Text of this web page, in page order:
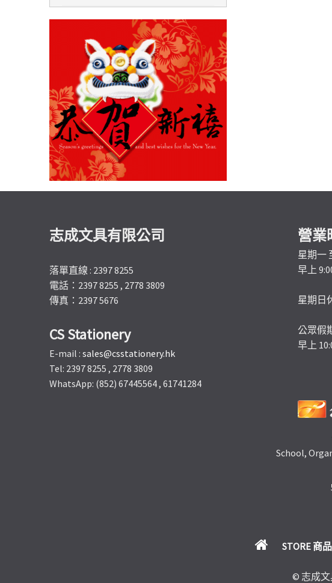
志成文具有限公司
落單直線 : 2397 8255
電話：2397 8255 , 2778 3809
傳真：2397 5676
CS Stationery
E-mail : sales@csstationery.hk
Tel: 2397 8255 , 2778 3809
WhatsApp: (852) 67445564 , 61741284
營業
星期一
早上
星期日
公眾假
早上
School,
STORE 商
© 志成文